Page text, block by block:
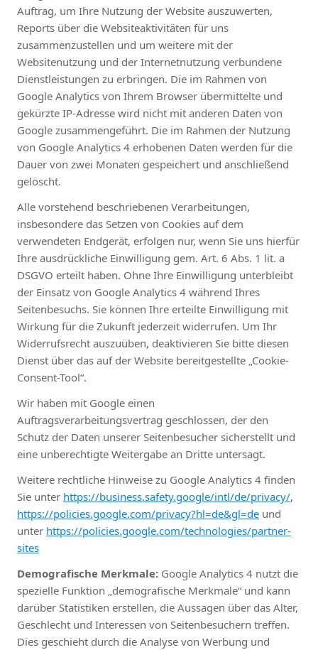
Auftrag, um Ihre Nutzung der Website auszuwerten,
Reports über die Websiteaktivitäten für uns
zusammenzustellen und um weitere mit der
Websitenutzung und der Internetnutzung verbundene
Dienstleistungen zu erbringen. Die im Rahmen von
Google Analytics von Ihrem Browser übermittelte und
gekürzte IP-Adresse wird nicht mit anderen Daten von
Google zusammengeführt. Die im Rahmen der Nutzung
von Google Analytics 4 erhobenen Daten werden für die
Dauer von zwei Monaten gespeichert und anschließend
gelöscht.
Alle vorstehend beschriebenen Verarbeitungen,
insbesondere das Setzen von Cookies auf dem
verwendeten Endgerät, erfolgen nur, wenn Sie uns hierfür
Ihre ausdrückliche Einwilligung gem. Art. 6 Abs. 1 lit. a
DSGVO erteilt haben. Ohne Ihre Einwilligung unterbleibt
der Einsatz von Google Analytics 4 während Ihres
Seitenbesuchs. Sie können Ihre erteilte Einwilligung mit
Wirkung für die Zukunft jederzeit widerrufen. Um Ihr
Widerrufsrecht auszuüben, deaktivieren Sie bitte diesen
Dienst über das auf der Website bereitgestellte „Cookie-
Consent-Tool“.
Wir haben mit Google einen
Auftragsverarbeitungsvertrag geschlossen, der den
Schutz der Daten unserer Seitenbesucher sicherstellt und
eine unberechtigte Weitergabe an Dritte untersagt.
Weitere rechtliche Hinweise zu Google Analytics 4 finden
Sie unter https://business.safety.google/intl/de/privacy/,
https://policies.google.com/privacy?hl=de&gl=de und
unter https://policies.google.com/technologies/partner-
sites
Demografische Merkmale: Google Analytics 4 nutzt die
spezielle Funktion „demografische Merkmale“ und kann
darüber Statistiken erstellen, die Aussagen über das Alter,
Geschlecht und Interessen von Seitenbesuchern treffen.
Dies geschieht durch die Analyse von Werbung und